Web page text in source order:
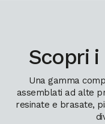
Scopri
Una gamma
assemblati ad alte
resinate e brasate,